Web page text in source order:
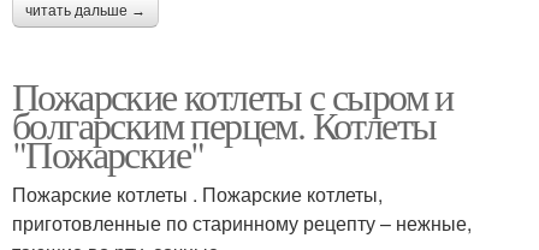
читать дальше →
Пожарские котлеты с сыром и
болгарским перцем. Котлеты
"Пожарские"
Пожарские котлеты . Пожарские котлеты,
приготовленные по старинному рецепту – нежные,